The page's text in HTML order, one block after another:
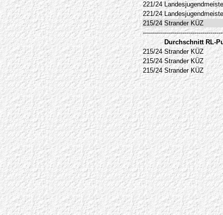
221/24
221/24
215/24 Strander KÜZ
Durchschnitt RL-
215/24 Strander KÜZ
215/24 Strander KÜZ
215/24 Strander KÜZ